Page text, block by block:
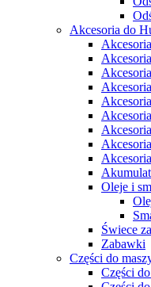
Akcesoria do
Oleje i
Świece
Zabawki
Części do
Części